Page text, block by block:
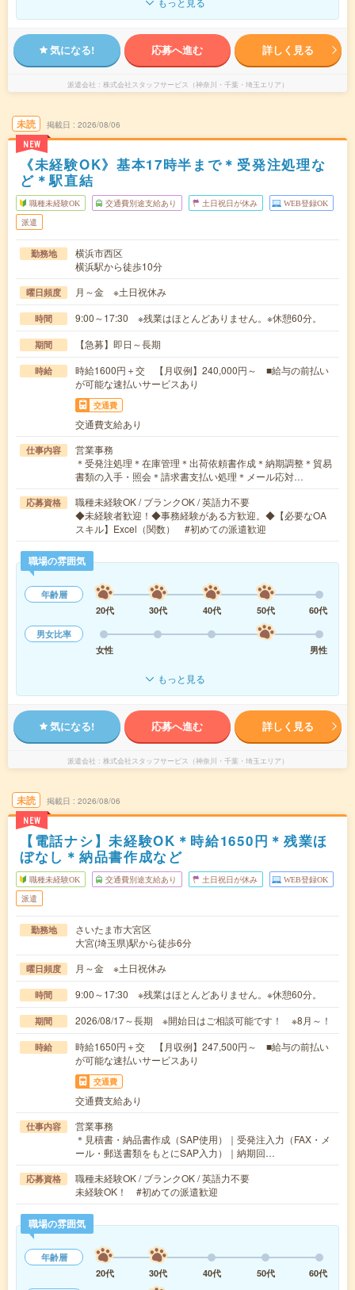
気になる! 応募へ進む 詳しく見る
派遣会社 株式会社スタッフサービス（神奈川・千葉・埼玉エリア）
未読
NEW
掲載日 2026/08/06
《未経験OK》基本17時半まで＊受発注処理な
ど＊駅直結
職種未経験OK 交通費別途支給あり 土日祝日が休み WEB登録OK
派遣
勤務地
横浜市西区
横浜駅から徒歩10分
曜日頻度 月～金 ※土日祝休み
時間 9:00～17:30 ※残業はほとんどありません。※休憩60分。
期間 【急募】即日～長期
時給
時給1600円＋交 【月収例】240,000円～ ■給与の前払い
が可能な速払いサービスあり
交通費
交通費支給あり
仕事内容
営業事務
＊受発注処理＊在庫管理＊出荷依頼書作成＊納期調整＊貿易
書類の入手・照会＊請求書支払い処理＊メール応対…
応募資格
職種未経験OK / ブランクOK / 英語力不要
◆未経験者歓迎！◆事務経験がある方歓迎。◆【必要なOA
スキル】Excel（関数） #初めての派遣歓迎
職場の雰囲気
年齢層
20代
30代 40代 50代
60代
男女比率
女性
男性
もっと見る
気になる! 応募へ進む 詳しく見る
派遣会社 株式会社スタッフサービス（神奈川・千葉・埼玉エリア）
未読
NEW
掲載日 2026/08/06
【電話ナシ】未経験OK＊時給1650円＊残業ほ
ぼなし＊納品書作成など
職種未経験OK 交通費別途支給あり 土日祝日が休み WEB登録OK
派遣
勤務地
さいたま市大宮区
大宮(埼玉県)駅から徒歩6分
曜日頻度 月～金 ※土日祝休み
時間 9:00～17:30 ※残業はほとんどありません。※休憩60分。
期間 2026/08/17～長期 ※開始日はご相談可能です！ ※8月～！
時給
時給1650円＋交 【月収例】247,500円～ ■給与の前払い
が可能な速払いサービスあり
交通費
交通費支給あり
仕事内容
営業事務
＊見積書・納品書作成（SAP使用）｜受発注入力（FAX・メ
ール・郵送書類をもとにSAP入力）｜納期回…
応募資格
職種未経験OK / ブランクOK / 英語力不要
未経験OK！ #初めての派遣歓迎
職場の雰囲気
年齢層
20代
30代 40代 50代
60代